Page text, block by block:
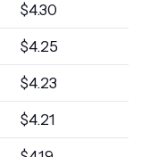
$4.30
$4.25
$4.23
$4.21